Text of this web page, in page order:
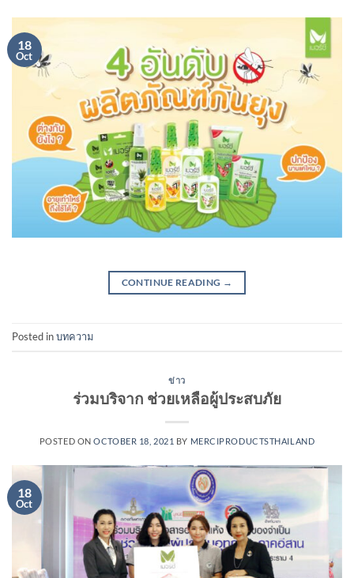
18
Oct
CONTINUE READING →
Posted inบทความ
ข่าว
ร่วมบริจาก ช่วยเหลือผู้ประสบภัย
POSTED ONOCTOBER 18, 2021 BY MERCIPRODUCTSTHAILAND
18
Oct